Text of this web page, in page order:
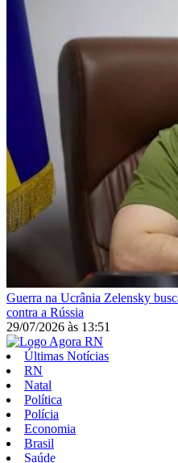
Guerra na Ucrânia Zelensky
contra a Rússia
29/07/2026 às 13:51
Últimas Notícias
RN
Natal
Política
Polícia
Economia
Brasil
Saúde